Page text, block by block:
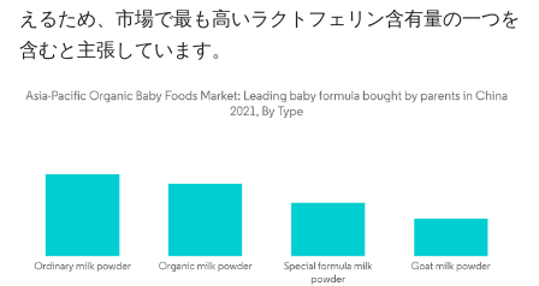
えるため、市場で最も高いラクトフェリン含有量の一つを
含むと主張しています。